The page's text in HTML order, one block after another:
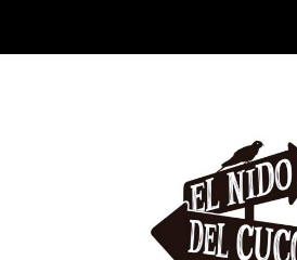
Nido
Del
Cuco